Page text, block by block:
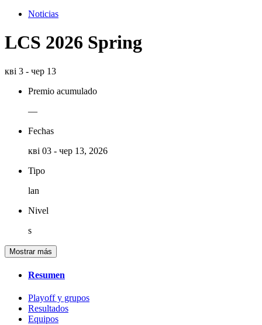
Noticias
LCS 2026 Spring
кві 3 - чер 13
Premio acumulado
—
Fechas
кві 03 - чер 13, 2026
Tipo
lan
Nivel
s
Mostrar más
Resumen
Playoff y grupos
Resultados
Equipos